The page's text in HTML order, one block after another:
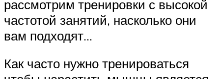
рассмотрим тренировки с высокой
частотой занятий, насколько они
вам подходят…
Как часто нужно тренироваться